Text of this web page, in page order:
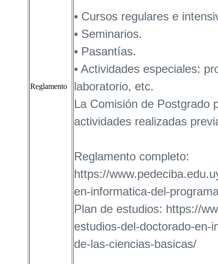
Reglamento
• Cursos regulares e
• Seminarios.
• Pasantías.
• Actividades especiales:
laboratorio, etc.
La Comisión de Postgrado
actividades realizadas
Reglamento completo:
https://
en-informatica-del-
Plan de estudios: https://
estudios-del-doctorado-en-
de-las-ciencias-basicas/